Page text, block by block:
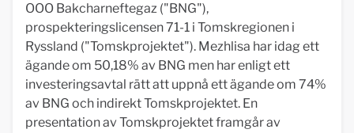
OOO Bakcharneftegaz ("BNG"),
prospekteringslicensen 71-1 i Tomskregionen i
Ryssland ("Tomskprojektet"). Mezhlisa har idag ett
ägande om 50,18% av BNG men har enligt ett
investeringsavtal rätt att uppnå ett ägande om 74%
av BNG och indirekt Tomskprojektet. En
presentation av Tomskprojektet framgår av